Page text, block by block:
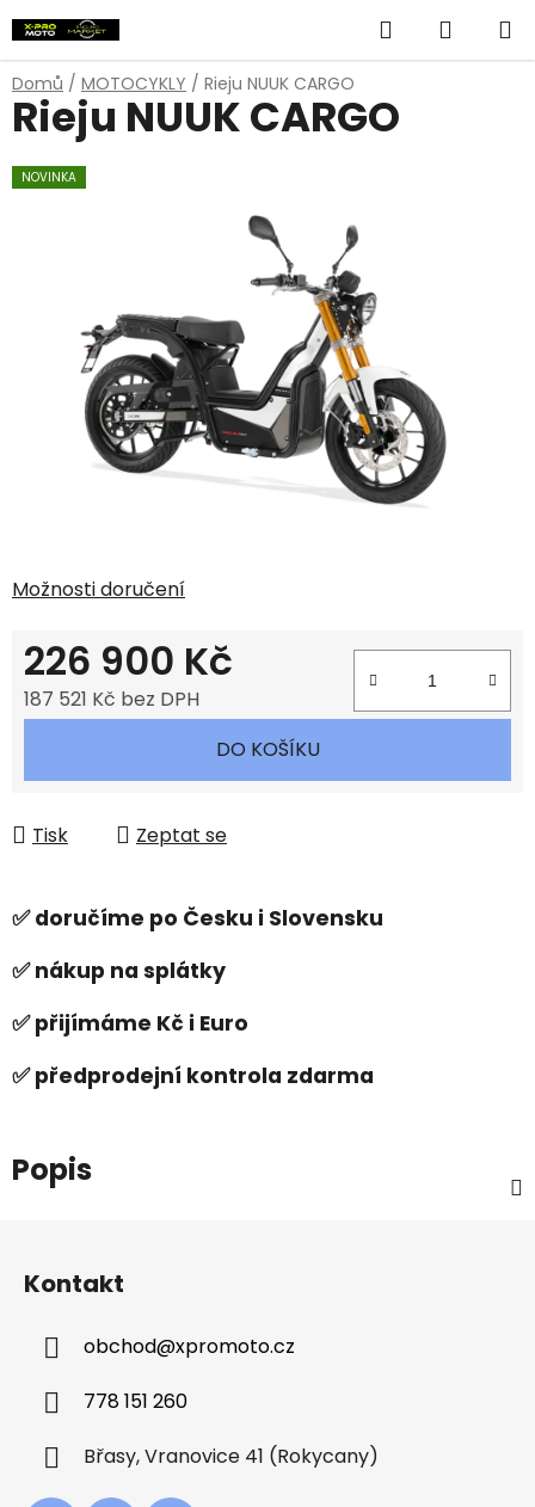
na
obsah
Hledat
KOŠÍK
Domů / MOTOCYKLY / Rieju NUUK CARGO
Možnosti doručení
226 900 Kč
187 521 Kč bez DPH
DO KOŠÍKU
Tisk Zeptat se
Rieju NUUK CARGO
NOVINKA
✅ doručíme po Česku i Slovensku
✅ nákup na splátky
✅ přijímáme Kč i Euro
✅ předprodejní kontrola zdarma
Popis
Kontakt
obchod@xpromoto.cz
778 151 260
Břasy, Vranovice 41 (Rokycany)